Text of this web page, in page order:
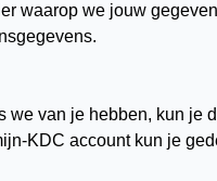
waarop we jouw
van je hebben, kun je
KDC account kun je